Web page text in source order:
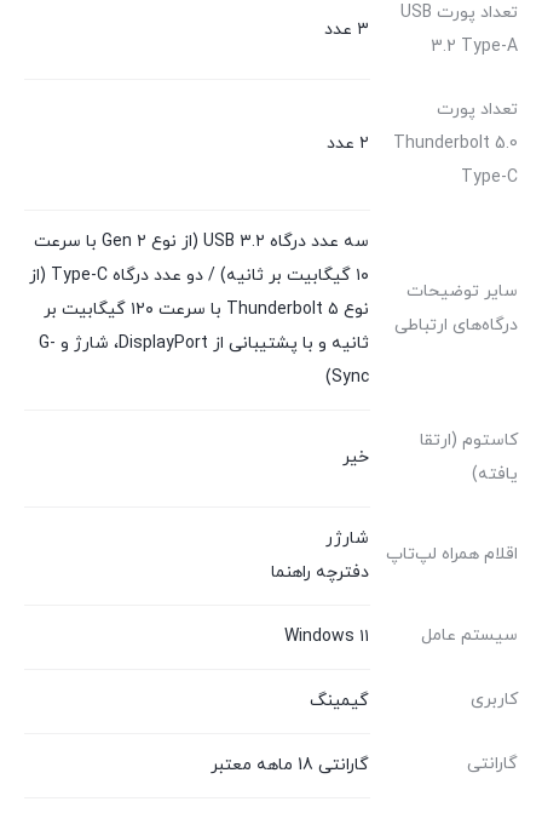
تعداد پورت USB
3.2 Type-A
۳ عدد
تعداد پورت
Thunderbolt 5.0
Type-C
۲ عدد
سایر توضیحات
درگاه‌های ارتباطی
سه عدد درگاه USB ۳.۲ (از نوع Gen ۲ با سرعت
۱۰ گیگابیت بر ثانیه) / دو عدد درگاه Type-C (از
نوع Thunderbolt ۵ با سرعت ۱۲۰ گیگابیت بر
ثانیه و با پشتیبانی از DisplayPort، شارژ و G-
Sync)
کاستوم (ارتقا
یافته)
خیر
اقلام همراه لپ‌تاپ
شارژر
دفترچه راهنما
سیستم عامل Windows ۱۱
کاربری گیمینگ
گارانتی گارانتی 18 ماهه معتبر